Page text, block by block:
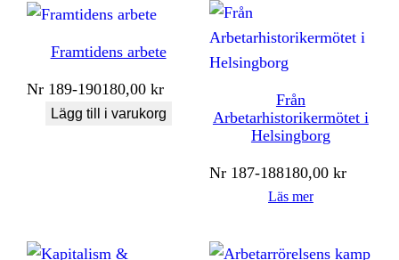
Framtidens arbete
Nr 189-190180,00kr
Lägg till i varukorg
Från
Arbetarhistorikermötet i
Helsingborg
Nr 187-188180,00kr
Läs mer